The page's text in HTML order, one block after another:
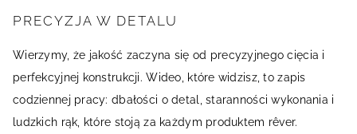
PRECYZJA W DETALU
Wierzymy, że jakość zaczyna się od precyzyjnego cięcia i
perfekcyjnej konstrukcji. Wideo, które widzisz, to zapis
codziennej pracy: dbałości o detal, staranności wykonania i
ludzkich rąk, które stoją za każdym produktem rêver.